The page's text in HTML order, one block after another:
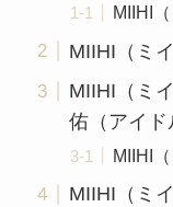
MIIHI
MIIHI（ミ
MIIHI（ミ
佑（アイド
MIIHI
MIIHI（ミ